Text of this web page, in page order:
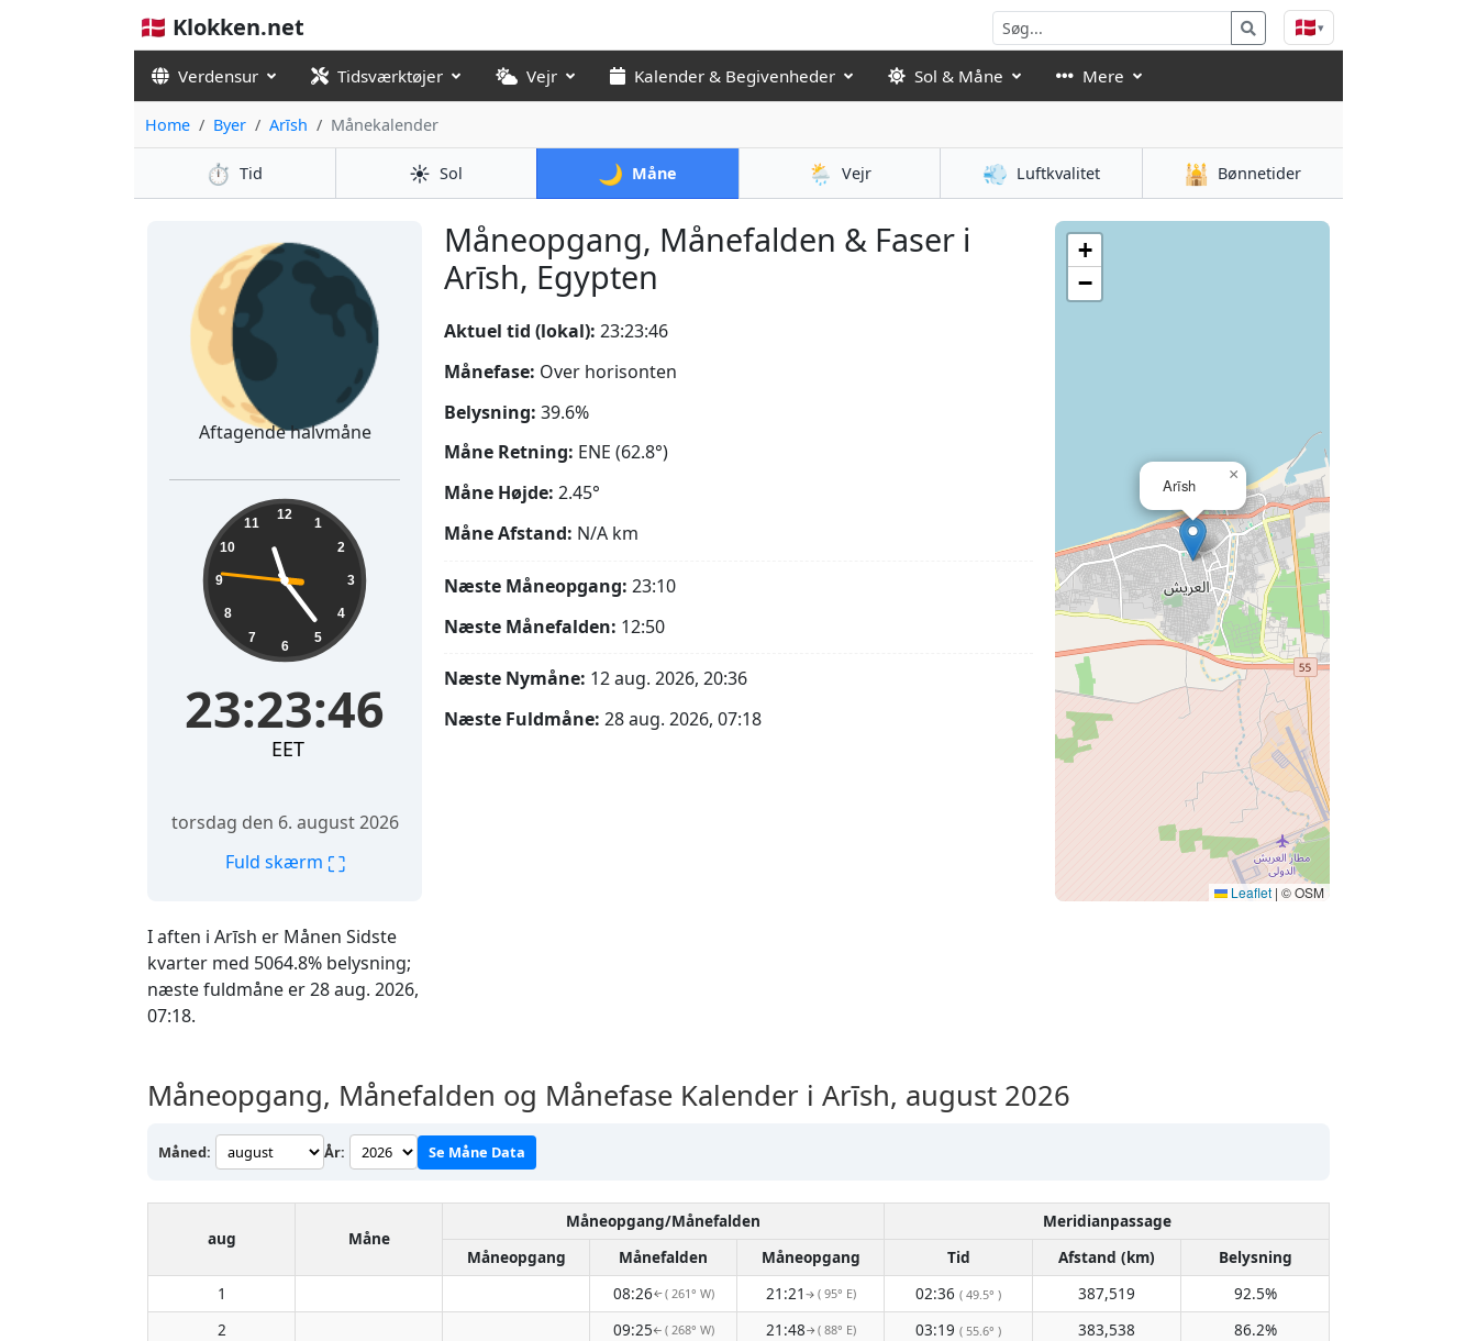
🇩🇰 Klokken.net 🇩🇰▾
Verdensur Tidsværktøjer Vejr Kalender & Begivenheder Sol & Måne Mere
Home Byer Arīsh Månekalender
⏱️ Tid ☀️ Sol 🌙 Måne 🌦️ Vejr 💨 Luftkvalitet 🕌 Bønnetider
Måneopgang, Månefalden & Faser i
Arīsh, Egypten
I aften i Arīsh er Månen Sidste
kvarter med 5064.8% belysning;
næste fuldmåne er 28 aug. 2026,
07:18.
🌘
Aftagende halvmåne
23:23:47 12
1
2
3
4
5
6
7
8
9
10
11
23:23:47
EET
torsdag den 6. august 2026
Fuld skærm ⛶
Aktuel tid (lokal): 23:23:47
Månefase: Over horisonten
Belysning: 39.6%
Måne Retning: ENE (62.8°)
Måne Højde: 2.45°
Måne Afstand: N/A km
Næste Måneopgang: 23:10
Næste Månefalden: 12:50
Næste Nymåne: 12 aug. 2026, 20:36
Næste Fuldmåne: 28 aug. 2026, 07:18
Arīsh
×
+
−
Leaflet | © OSM
Måneopgang, Månefalden og Månefase Kalender i Arīsh, august 2026
Måned: År: Se Måne Data
aug Måne
Måneopgang/Månefalden
Meridianpassage
Måneopgang
Månefalden Måneopgang Tid Afstand (km)
Belysning
1
08:26↑( 261° W) 21:21 ↑ ( 95° E) 02:36 ( 49.5° ) 387,519
92.5%
2
09:25↑ ( 268° W) 21:48↑ ( 88° E) 03:19 ( 55.6° ) 383,538
86.2%